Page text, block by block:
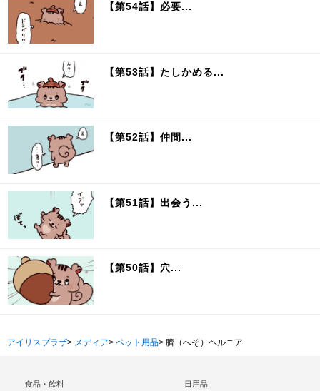
【第54話】必要...
【第53話】たしかめる...
【第52話】仲間...
【第51話】出会う...
【第50話】穴...
アイリスプラザ> メディア> ペット用品> 臍（へそ）ヘルニア
食品・飲料 日用品